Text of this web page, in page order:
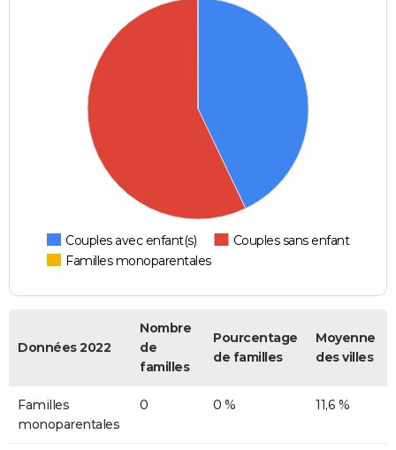
Couples avec enfant(s)
Couples sans enfant
Familles monoparentales
Données 2022
Nombre
de
familles
Pourcentage
de familles
Moyenne
des villes
Familles
monoparentales
0 0 % 11,6 %